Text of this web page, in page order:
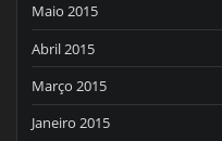
Maio 2015
Abril 2015
Março 2015
Janeiro 2015